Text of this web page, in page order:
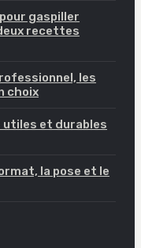
gaspiller
recettes
les
choix
utiles et durables
la pose et le